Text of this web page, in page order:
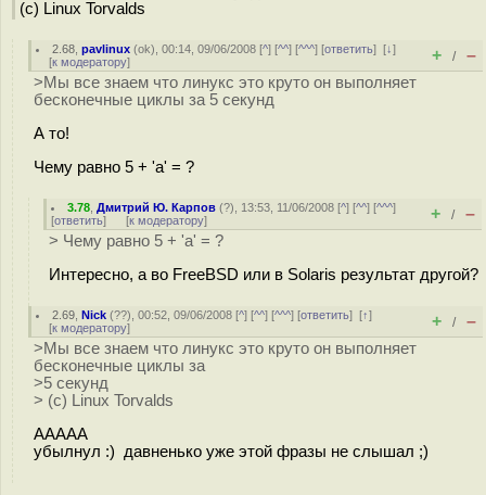
(c) Linux Torvalds
2.68 ,pavlinux (ok), 00:14, 09/06/2008 [^] [^^] [^^^] [ответить][↓]
[к модератору] + / –
>Мы все знаем что линукс это круто он выполняет
бесконечные циклы за 5 секунд
А то!
Чему равно 5 + 'a' = ?
3.78 ,Дмитрий Ю. Карпов (?), 13:53, 11/06/2008 [^] [^^] [^^^]
[ответить] [к модератору] + / –
> Чему равно 5 + 'a' = ?
Интересно, а во FreeBSD или в Solaris результат другой?
2.69 ,Nick (??), 00:52, 09/06/2008 [^] [^^] [^^^] [ответить][↑]
[к модератору] + / –
>Мы все знаем что линукс это круто он выполняет
бесконечные циклы за
>5 секунд
> (c) Linux Torvalds
ААААА
убылнул :) давненько уже этой фразы не слышал ;)